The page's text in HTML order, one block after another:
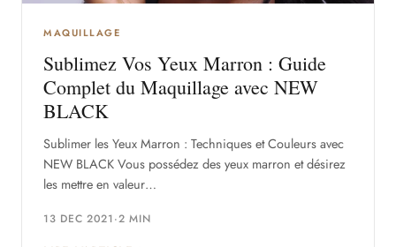
MAQUILLAGE
Sublimez Vos Yeux Marron : Guide
Complet du Maquillage avec NEW
BLACK
Sublimer les Yeux Marron : Techniques et Couleurs avec
NEW BLACK Vous possédez des yeux marron et désirez
les mettre en valeur…
13 DEC 2021·2 MIN